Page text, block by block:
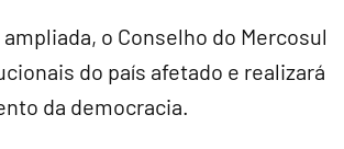
o Conselho do Mercosul
do país afetado e realizará
da democracia.